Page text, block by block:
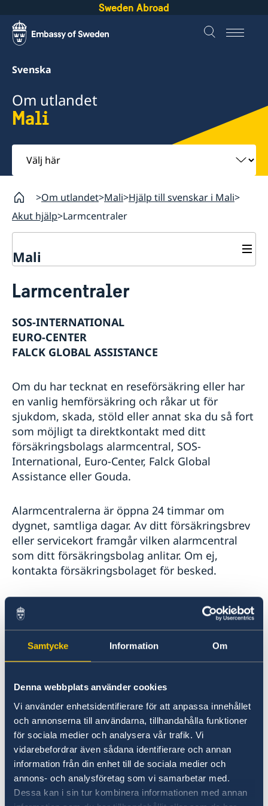
Samtycke Information Om
Denna webbplats använder cookies
Vi använder enhetsidentifierare för att anpassa innehållet
och annonserna till användarna, tillhandahålla funktioner
för sociala medier och analysera vår trafik. Vi
vidarebefordrar även sådana identifierare och annan
information från din enhet till de sociala medier och
annons- och analysföretag som vi samarbetar med.
Dessa kan i sin tur kombinera informationen med annan
Sweden Abroad
Svenska
Om utlandet
Mali
Välj
här
Om utlandet Mali Hjälp till svenskar i Mali
Akut hjälp Larmcentraler
Mali
Hjälp till svenskar i Mali
Akut hjälp
Larmcentraler
Pass i Mali
Ambassadens reseinformation
Aktuella händelser
In- och utresebestämmelser
Allmänna säkerhetsläget
Resa i landet
Terrorism
Trafiksäkerhet
Hälso- och sjukvård
Naturförhållanden och katastrofer
Lokala lagar och sedvänjor
Valuta
Resklar - UD:s reseinformation direkt i fickan
Utvecklingssamarbete
Larmcentraler
SOS-INTERNATIONAL
EURO-CENTER
FALCK GLOBAL ASSISTANCE
Om du har tecknat en reseförsäkring eller har
en vanlig hemförsäkring och råkar ut för
sjukdom, skada, stöld eller annat ska du så fort
som möjligt ta direktkontakt med ditt
försäkringsbolags alarmcentral, SOS-
International, Euro-Center, Falck Global
Assistance eller Gouda.
Alarmcentralerna är öppna 24 timmar om
dygnet, samtliga dagar. Av ditt försäkringsbrev
eller servicekort framgår vilken alarmcentral
som ditt försäkringsbolag anlitar. Om ej,
kontakta försäkringsbolaget för besked.
SOS International A/S
Nitivej 6
DK-2000 Fredriksberg
Tel: +45 70 10 50 55
Larmcentralen: +45 70 10 50 50
E-post:sos@sos.eu
www.sos.dk
Falck Global Assistance
Mejerivägen 9, Box 44024
SE-100 73 Stockholm
Tel: + 46 8 587 717 17